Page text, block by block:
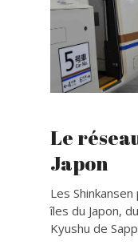
Le
Japon
Les
îles du Japon,
Kyushu de